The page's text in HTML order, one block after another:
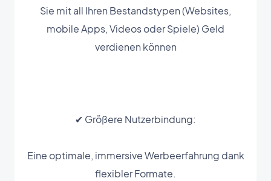
Sie mit all Ihren Bestandstypen (Websites,
mobile Apps, Videos oder Spiele) Geld
verdienen können
✔ Größere Nutzerbindung:
Eine optimale, immersive Werbeerfahrung dank
flexibler Formate.